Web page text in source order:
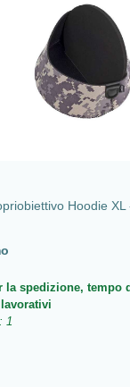
Hoodie
la spedizione, tempo
1